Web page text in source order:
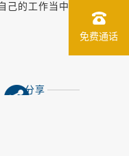
的工作当中，
分享
免费通话